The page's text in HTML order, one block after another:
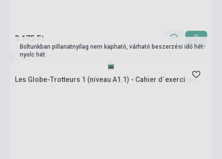
3 175 Ft
Boltunkban pillanatnyilag nem kapható, várható beszerzési idő hét-
nyolc hét
Les Globe-Trotteurs 1 (niveau A1.1) - Cahier d´exercices